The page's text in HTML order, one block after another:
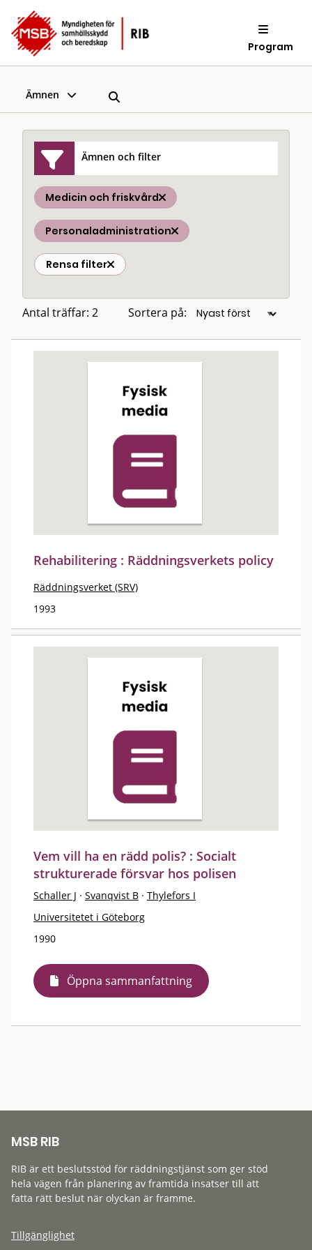
Program
Ämnen
Ämnen och filter
Medicin och friskvård
Personaladministration
Rensa filter
Antal träffar: 2 Sortera på:
Rehabilitering : Räddningsverkets policy
Räddningsverket (SRV)
1993
Vem vill ha en rädd polis? : Socialt
strukturerade försvar hos polisen
Schaller J · Svanqvist B · Thylefors I
Universitetet i Göteborg
1990
Öppna sammanfattning
MSB RIB
RIB är ett beslutsstöd för räddningstjänst som ger stöd
hela vägen från planering av framtida insatser till att
fatta rätt beslut när olyckan är framme.
Tillgänglighet